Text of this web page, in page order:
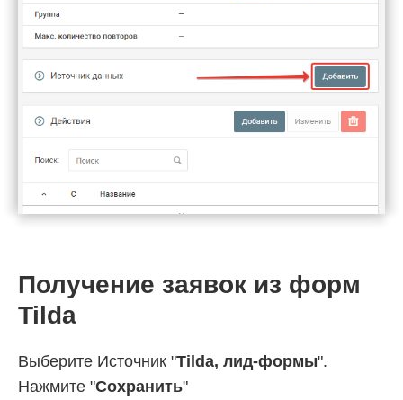
Получение заявок из форм
Tilda
Выберите Источник "Tilda, лид-формы".
Нажмите "Сохранить"